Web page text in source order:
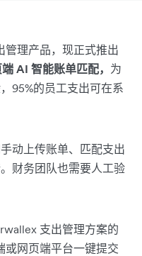
理产品，现正式推出
AI 智能账单匹配， 为
95%的员工支出可在系
动上传账单、匹配支出
财务团队也需要人工验
支出管理方案的
网页端平台一键提交